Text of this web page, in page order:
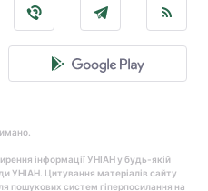
інформації УНІАН у будь-якій
УНІАН. Цитування матеріалів сайту
пошукових систем гіперпосилання на